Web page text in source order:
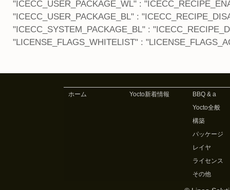
"ICECC_USER_PACKAGE_WL" :
"ICECC_USER_PACKAGE_BL" :
"ICECC_SYSTEM_PACKAGE_BL" :
"LICENSE_FLAGS_WHITELIST" :
ホーム Yocto新着情報
BBQ & a
Yocto全般
構築
パッケージ
レイヤ
ライセンス
その他